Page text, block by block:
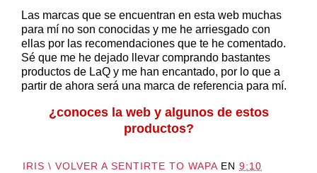
Las marcas que se encuentran en esta web muchas
para mí no son conocidas y me he arriesgado con
ellas por las recomendaciones que te he comentado.
Sé que me he dejado llevar comprando bastantes
productos de LaQ y me han encantado, por lo que a
partir de ahora será una marca de referencia para mí.
¿conoces la web y algunos de estos
productos?
IRIS \ VOLVER A SENTIRTE TO WAPA EN 9:10